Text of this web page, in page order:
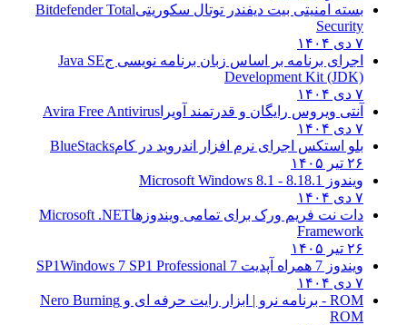
بسته امنیتی بیت دیفندر توتال سکوریتیBitdefender Total
Security
اجرای برنامه بر اساس زبان برنامه نویسی جJava SE
Development Kit (JDK)
آنتی ویروس رایگان و قدرتمند آویرا Avira Free Antivirus
بلو استکس اجرای نرم افزار اندروید در کام BlueStacks
ویندوز 8.18.1 - Microsoft Windows 8.1
دات نت فریم ورک برای تمامی ویندوزهاMicrosoft .NET
Framework
ویندوز 7 همراه آپدیت 7 SP1
Windows 7 SP1 Professional
ROM - برنامه نرو | ابزار رایت حرفه ای و
Nero Burning
ROM